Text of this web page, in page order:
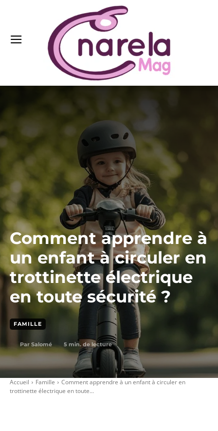
Comment apprendre à
un enfant à circuler en
trottinette électrique
en toute sécurité ?
FAMILLE
Par Salomé 5 min. de lecture
Accueil Famille
Comment apprendre à un enfant à circuler en
trottinette électrique en toute...